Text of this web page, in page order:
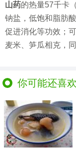
山药的热量57千卡
钠盐，低饱和脂肪
促进消化等功效；
麦米、笋瓜相克，
你可能还喜欢